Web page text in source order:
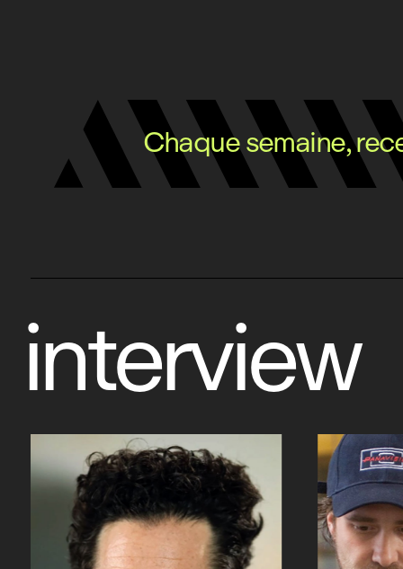
Chaque semaine,
interview